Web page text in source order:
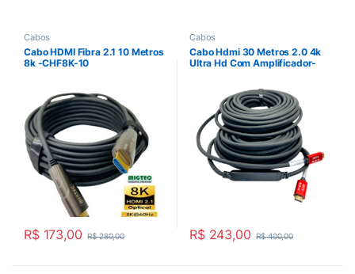
Cabos
Cabo HDMI Fibra 2.1 10 Metros
8k -CHF8K-10
R$173,00 R$280,00
Cabos
Cabo Hdmi 30 Metros 2.0 4k
Ultra Hd Com Amplificador-
R$243,00 R$400,00